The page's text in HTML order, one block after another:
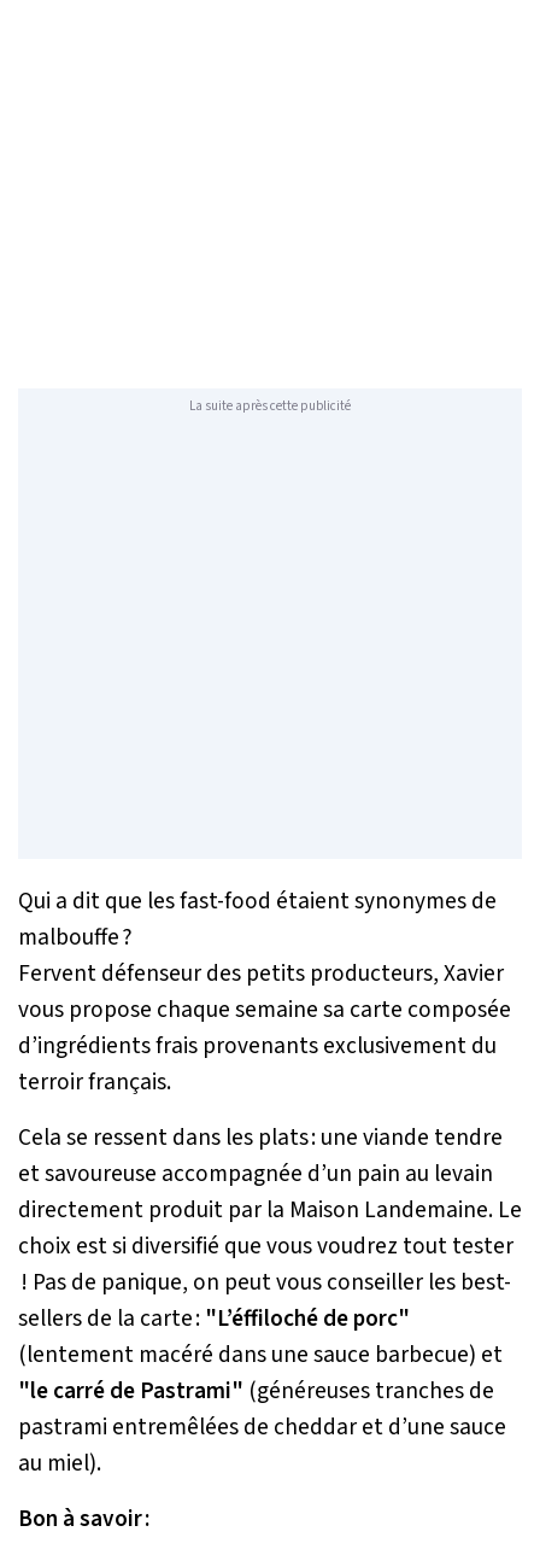
La suite après cette publicité
Qui a dit que les fast-food étaient synonymes de
malbouffe ?
Fervent défenseur des petits producteurs, Xavier
vous propose chaque semaine sa carte composée
d’ingrédients frais provenants exclusivement du
terroir français.
Cela se ressent dans les plats : une viande tendre
et savoureuse accompagnée d’un pain au levain
directement produit par la Maison Landemaine. Le
choix est si diversifié que vous voudrez tout tester
! Pas de panique, on peut vous conseiller les best-
sellers de la carte : "L’éffilochéde porc"
(lentement macéré dans une sauce barbecue) et
"le carré de Pastrami" (généreuses tranches de
pastrami entremêlées de cheddar et d’une sauce
au miel).
Bon à savoir :